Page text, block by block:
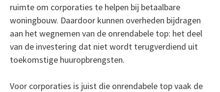
ruimte om corporaties te helpen bij betaalbare
woningbouw. Daardoor kunnen overheden bijdragen
aan het wegnemen van de onrendabele top: het deel
van de investering dat niet wordt terugverdiend uit
toekomstige huuropbrengsten.
Voor corporaties is juist die onrendabele top vaak de